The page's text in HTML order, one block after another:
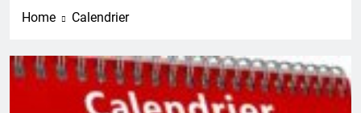
Home Calendrier